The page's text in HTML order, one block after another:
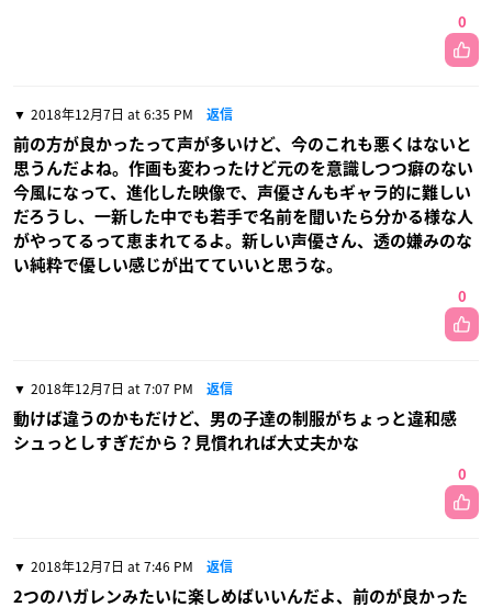
0
2018年12月7日 at 6:35 PM 返信
前の方が良かったって声が多いけど、今のこれも悪くはないと
思うんだよね。作画も変わったけど元のを意識しつつ癖のない
今風になって、進化した映像で、声優さんもギャラ的に難しい
だろうし、一新した中でも若手で名前を聞いたら分かる様な人
がやってるって恵まれてるよ。新しい声優さん、透の嫌みのな
い純粋で優しい感じが出てていいと思うな。
0
2018年12月7日 at 7:07 PM 返信
動けば違うのかもだけど、男の子達の制服がちょっと違和感
シュっとしすぎだから？見慣れれば大丈夫かな
0
2018年12月7日 at 7:46 PM 返信
2つのハガレンみたいに楽しめばいいんだよ、前のが良かった